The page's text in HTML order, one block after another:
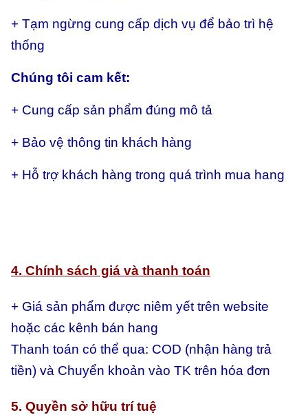
+ Tạm ngừng cung cấp dịch vụ để bảo trì hệ
thống
Chúng tôi cam kết:
+ Cung cấp sản phẩm đúng mô tả
+ Bảo vệ thông tin khách hàng
+ Hỗ trợ khách hàng trong quá trình mua hang
4. Chính sách giá và thanh toán
+ Giá sản phẩm được niêm yết trên website
hoặc các kênh bán hang
Thanh toán có thể qua: COD (nhận hàng trả
tiền) và Chuyển khoản vào TK trên hóa đơn
5. Quyền sở hữu trí tuệ